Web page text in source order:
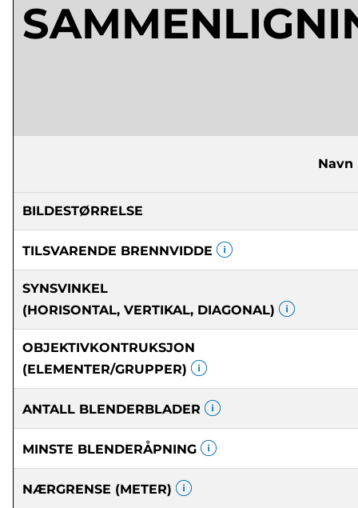
Navn
BILDESTØRRELSE
TILSVARENDE BRENNVIDDE
SYNSVINKEL
(HORISONTAL, VERTIKAL, DIAGONAL)
OBJEKTIVKONTRUKSJON
(ELEMENTER/GRUPPER)
ANTALL BLENDERBLADER
MINSTE BLENDERÅPNING
NÆRGRENSE (METER)